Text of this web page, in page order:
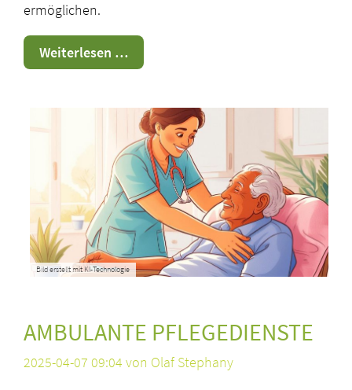
ermöglichen.
Weiterlesen …Tagespflege
und
Bild erstellt mit KI-Technologie
AMBULANTE PFLEGEDIENSTE
2025-04-07 09:04 von Olaf Stephany